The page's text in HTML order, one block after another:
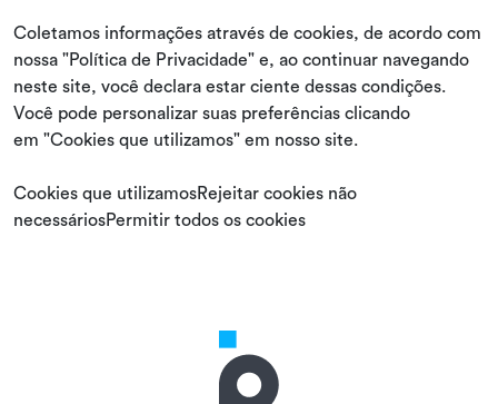
Coletamos informações através de cookies, de acordo com
nossa "Política de Privacidade" e, ao continuar navegando
neste site, você declara estar ciente dessas condições.
Você pode personalizar suas preferências clicando
em "Cookies que utilizamos" em nosso site.
Cookies que utilizamosRejeitar cookies não
necessáriosPermitir todos os cookies